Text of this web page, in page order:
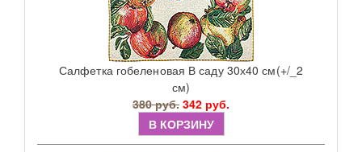
Салфетка гобеленовая В саду 30х40 см(+/_2
см)
380 руб. 342 руб.
В КОРЗИНУ